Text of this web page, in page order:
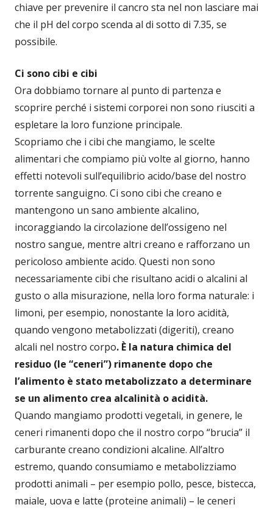
chiave per prevenire il cancro sta nel non lasciare mai
che il pH del corpo scenda al di sotto di 7.35, se
possibile.
Ci sono cibi e cibi
Ora dobbiamo tornare al punto di partenza e
scoprire perché i sistemi corporei non sono riusciti a
espletare la loro funzione principale.
Scopriamo che i cibi che mangiamo, le scelte
alimentari che compiamo più volte al giorno, hanno
effetti notevoli sull’equilibrio acido/base del nostro
torrente sanguigno. Ci sono cibi che creano e
mantengono un sano ambiente alcalino,
incoraggiando la circolazione dell’ossigeno nel
nostro sangue, mentre altri creano e rafforzano un
pericoloso ambiente acido. Questi non sono
necessariamente cibi che risultano acidi o alcalini al
gusto o alla misurazione, nella loro forma naturale: i
limoni, per esempio, nonostante la loro acidità,
quando vengono metabolizzati (digeriti), creano
alcali nel nostro corpo. È la natura chimica del
residuo (le “ceneri”) rimanente dopo che
l’alimento è stato metabolizzato a determinare
se un alimento crea alcalinità o acidità.
Quando mangiamo prodotti vegetali, in genere, le
ceneri rimanenti dopo che il nostro corpo “brucia” il
carburante creano condizioni alcaline. All’altro
estremo, quando consumiamo e metabolizziamo
prodotti animali – per esempio pollo, pesce, bistecca,
maiale, uova e latte (proteine animali) – le ceneri